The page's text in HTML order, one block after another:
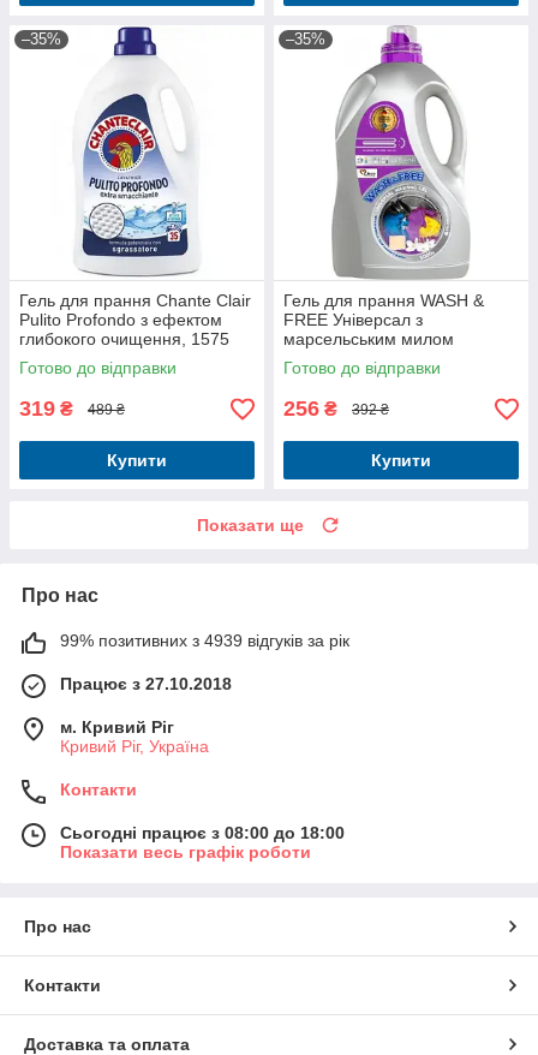
–35%
Гель для прання Chante Clair
Pulito Profondo з ефектом
глибокого очищення, 1575
мл (35 прань)
Готово до відправки
319 ₴ 489 ₴
Купити
–35%
Гель для прання WASH &
FREE Універсал з
марсельським милом
Жасмин 5 л
Готово до відправки
256 ₴ 392 ₴
Купити
Показати ще
Про нас
99% позитивних з 4939 відгуків за рік
Працює з 27.10.2018
м. Кривий Ріг
Кривий Ріг, Україна
Контакти
Сьогодні працює з 08:00 до 18:00
Показати весь графік роботи
Про нас
Контакти
Доставка та оплата